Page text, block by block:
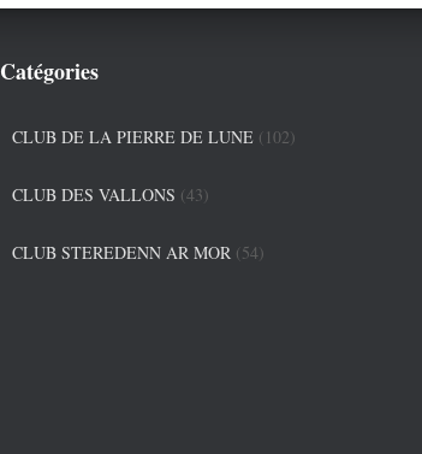
Catégories
CLUB DE LA PIERRE DE LUNE (102)
CLUB DES VALLONS (43)
CLUB STEREDENN AR MOR (54)